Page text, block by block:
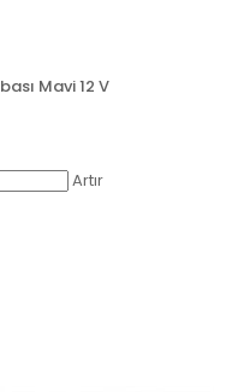
Mavi 12 V
Artır